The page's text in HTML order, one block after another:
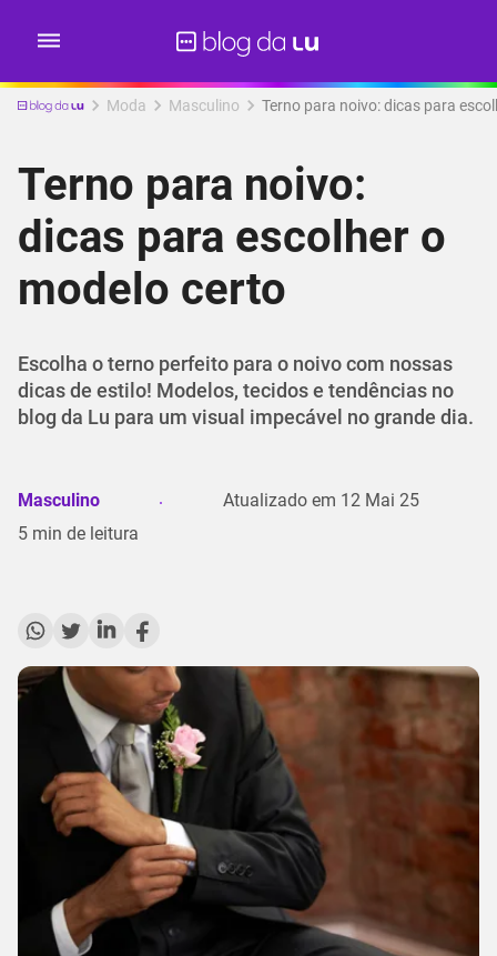
Moda Masculino Terno para noivo: dicas para
Terno para noivo:
dicas para escolher o
modelo certo
Escolha o terno perfeito para o noivo com nossas
dicas de estilo! Modelos, tecidos e tendências no
blog da Lu para um visual impecável no grande dia.
Masculino Atualizado em 12 Mai 25
5 min de leitura